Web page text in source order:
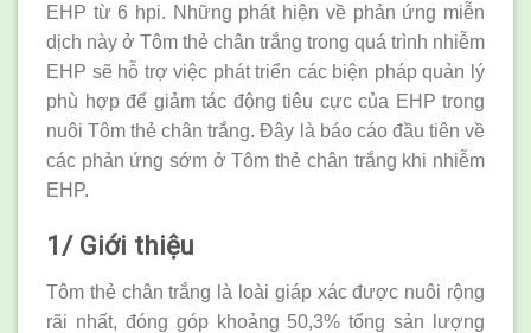
EHP từ 6 hpi. Những phát hiện về phản ứng miễn
dịch này ở Tôm thẻ chân trắng trong quá trình nhiễm
EHP sẽ hỗ trợ việc phát triển các biện pháp quản lý
phù hợp để giảm tác động tiêu cực của EHP trong
nuôi Tôm thẻ chân trắng. Đây là báo cáo đầu tiên về
các phản ứng sớm ở Tôm thẻ chân trắng khi nhiễm
EHP.
1/ Giới thiệu
Tôm thẻ chân trắng là loài giáp xác được nuôi rộng
rãi nhất, đóng góp khoảng 50,3% tổng sản lượng